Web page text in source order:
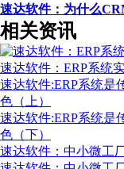
速达软件：为什么
相关资讯
速达软件：ERP系统
速达软件:ERP系统是
色（上）
速达软件:ERP系统是
色（下）
速达软件：中小微工